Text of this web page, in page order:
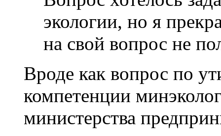
экологии, но я
на свой вопрос не
Вроде как вопрос по
компетенции
министерства